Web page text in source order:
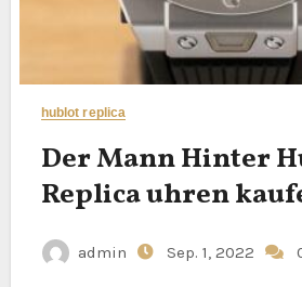
hublot replica
Der Mann Hinter
Replica uhren
admin Sep. 1, 2022